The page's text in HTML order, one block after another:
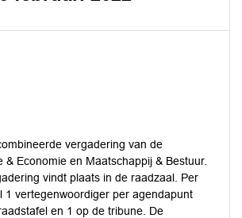
vergadering van de
& Economie en Maatschappij & Bestuur.
vindt plaats in de raadzaal. Per
1 vertegenwoordiger per agendapunt
en 1 op de tribune. De